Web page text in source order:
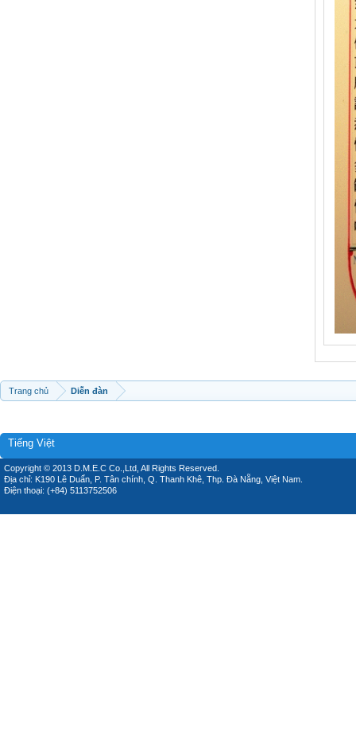
Trang chủ Diễn đàn
Tiếng Việt
Copyright © 2013 D.M.E.C Co.,Ltd, All Rights Reserved.
Địa chỉ: K190 Lê Duẩn, P. Tân chính, Q. Thanh Khê, Thp. Đà Nẵng, Việt Nam.
Điện thoại: (+84) 5113752506